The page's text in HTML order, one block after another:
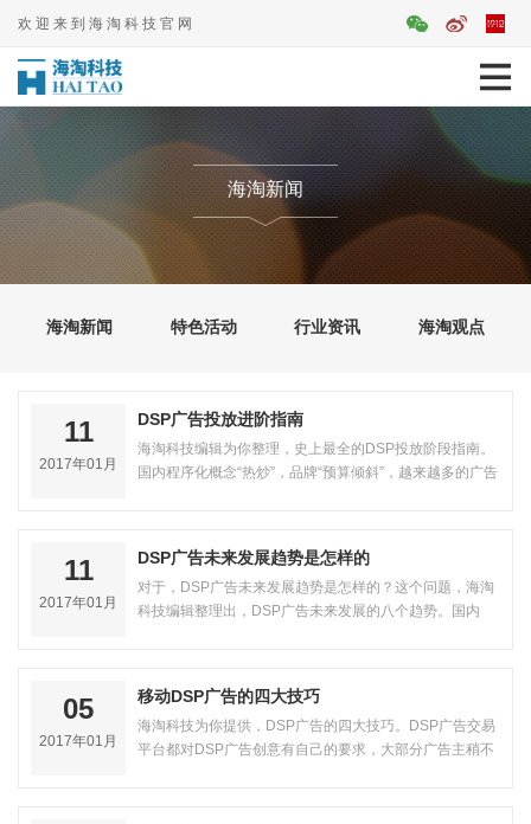
欢迎来到海淘科技官网
海淘新闻
海淘新闻 特色活动 行业资讯 海淘观点
11
2017年01月
DSP广告投放进阶指南
海淘科技编辑为你整理，史上最全的DSP投放阶段指南。
国内程序化概念“热炒”，品牌“预算倾斜”，越来越多的广告
11
2017年01月
DSP广告未来发展趋势是怎样的
对于，DSP广告未来发展趋势是怎样的？这个问题，海淘
科技编辑整理出，DSP广告未来发展的八个趋势。国内
05
2017年01月
移动DSP广告的四大技巧
海淘科技为你提供，DSP广告的四大技巧。DSP广告交易
平台都对DSP广告创意有自己的要求，大部分广告主稍不